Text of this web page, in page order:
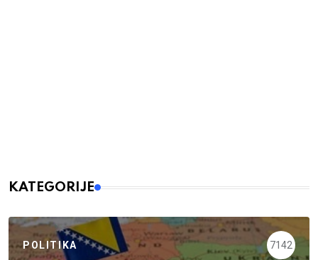
KATEGORIJE
POLITIKA 7142